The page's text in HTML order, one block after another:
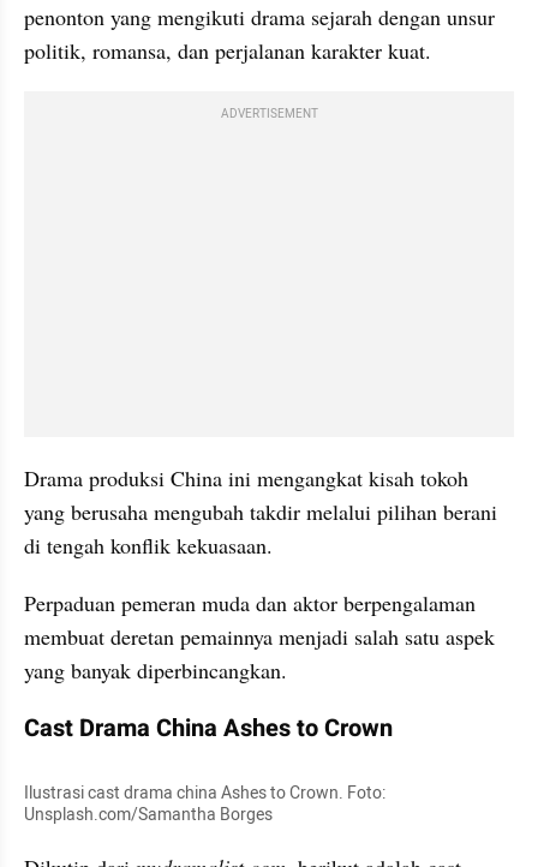
penonton yang mengikuti drama sejarah dengan unsur
politik, romansa, dan perjalanan karakter kuat.
ADVERTISEMENT
Drama produksi China ini mengangkat kisah tokoh
yang berusaha mengubah takdir melalui pilihan berani
di tengah konflik kekuasaan.
Perpaduan pemeran muda dan aktor berpengalaman
membuat deretan pemainnya menjadi salah satu aspek
yang banyak diperbincangkan.
Cast Drama China Ashes to Crown
Ilustrasi cast drama china Ashes to Crown. Foto:
Unsplash.com/Samantha Borges